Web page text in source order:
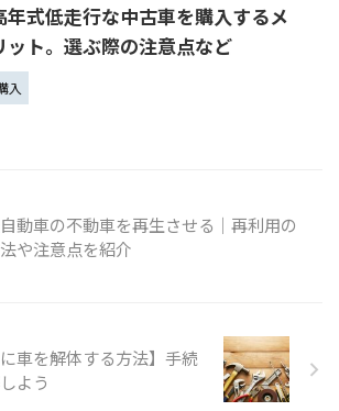
年式低走行な中古車を購入するメ
ット。選ぶ際の注意点など
入
動車の不動車を再生させる｜再利用の
や注意点を紹介
に車を解体する方法】手続
よう